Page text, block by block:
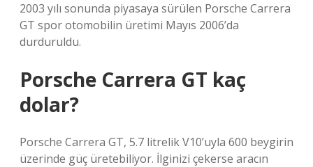
2003 yılı sonunda piyasaya sürülen Porsche Carrera
GT spor otomobilin üretimi Mayıs 2006’da
durduruldu.
Porsche Carrera GT kaç
dolar?
Porsche Carrera GT, 5.7 litrelik V10’uyla 600 beygirin
üzerinde güç üretebiliyor. İlginizi çekerse aracın